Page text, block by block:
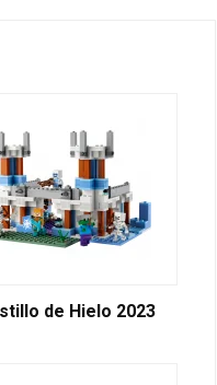
de Hielo 2023